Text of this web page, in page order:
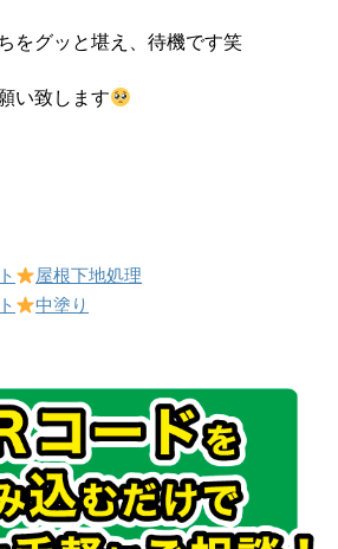
をグッと堪え、待機です笑
い致します
屋根下地処理
中塗り